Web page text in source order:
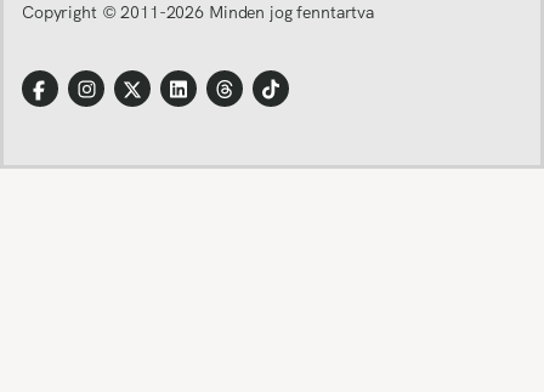
Copyright © 2011-2026 Minden jog fenntartva